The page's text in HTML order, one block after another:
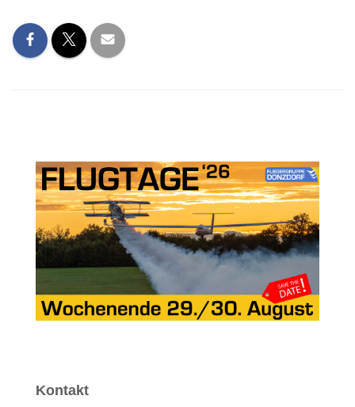
Kontakt